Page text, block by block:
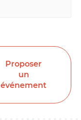
Proposer
un
événement